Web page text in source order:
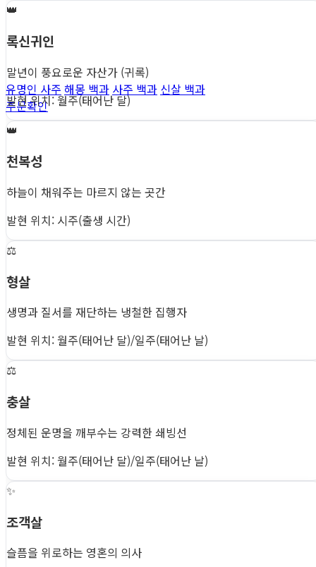
유명인 사주 해몽 백과 사주 백과 신살 백과
주문확인
👑
록신귀인
말년이 풍요로운 자산가 (귀록)
발현 위치: 월주(태어난 달)
👑
천복성
하늘이 채워주는 마르지 않는 곳간
발현 위치: 시주(출생 시간)
⚖️
형살
생명과 질서를 재단하는 냉철한 집행자
발현 위치: 월주(태어난 달)/일주(태어난 날)
⚖️
충살
정체된 운명을 깨부수는 강력한 쇄빙선
발현 위치: 월주(태어난 달)/일주(태어난 날)
✨
조객살
슬픔을 위로하는 영혼의 의사